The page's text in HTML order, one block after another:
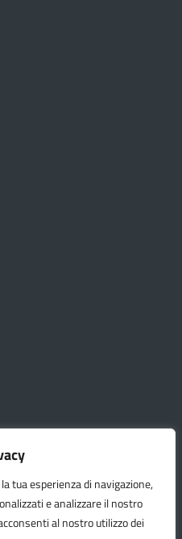
tua esperienza di navigazione,
e analizzare il nostro
al nostro utilizzo dei
online
di accessibilità
Cookie